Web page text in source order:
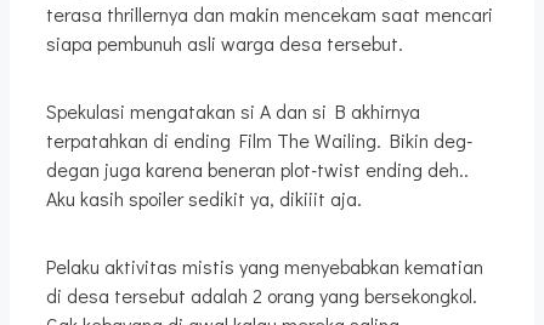
terasa thrillernya dan makin mencekam saat mencari
siapa pembunuh asli warga desa tersebut.
Spekulasi mengatakan si A dan si B akhirnya
terpatahkan di ending Film The Wailing. Bikin deg-
degan juga karena beneran plot-twist ending deh..
Aku kasih spoiler sedikit ya, dikiiit aja.
Pelaku aktivitas mistis yang menyebabkan kematian
di desa tersebut adalah 2 orang yang bersekongkol.